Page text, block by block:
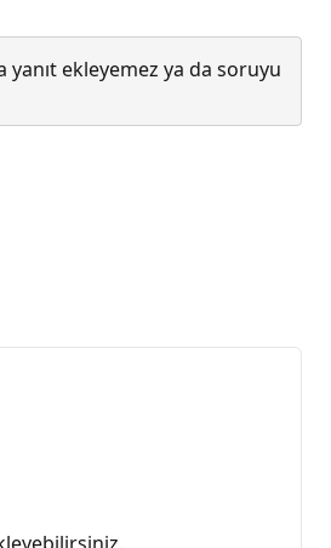
ekleyemez ya da soruyu